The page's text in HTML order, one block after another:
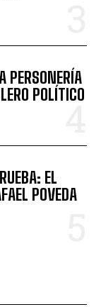
PERSONERÍA
POLÍTICO
EL
POVEDA